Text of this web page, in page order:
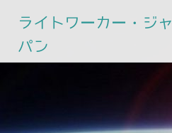
ライトワーカー・ジャ
パン